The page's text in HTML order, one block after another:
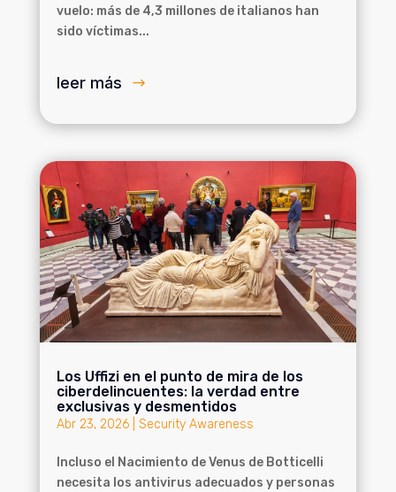
vuelo: más de 4,3 millones de italianos han
sido víctimas...
leer más
Los Uffizi en el punto de mira de los
ciberdelincuentes: la verdad entre
exclusivas y desmentidos
Abr 23, 2026| Security Awareness
Incluso el Nacimiento de Venus de Botticelli
necesita los antivirus adecuados y personas